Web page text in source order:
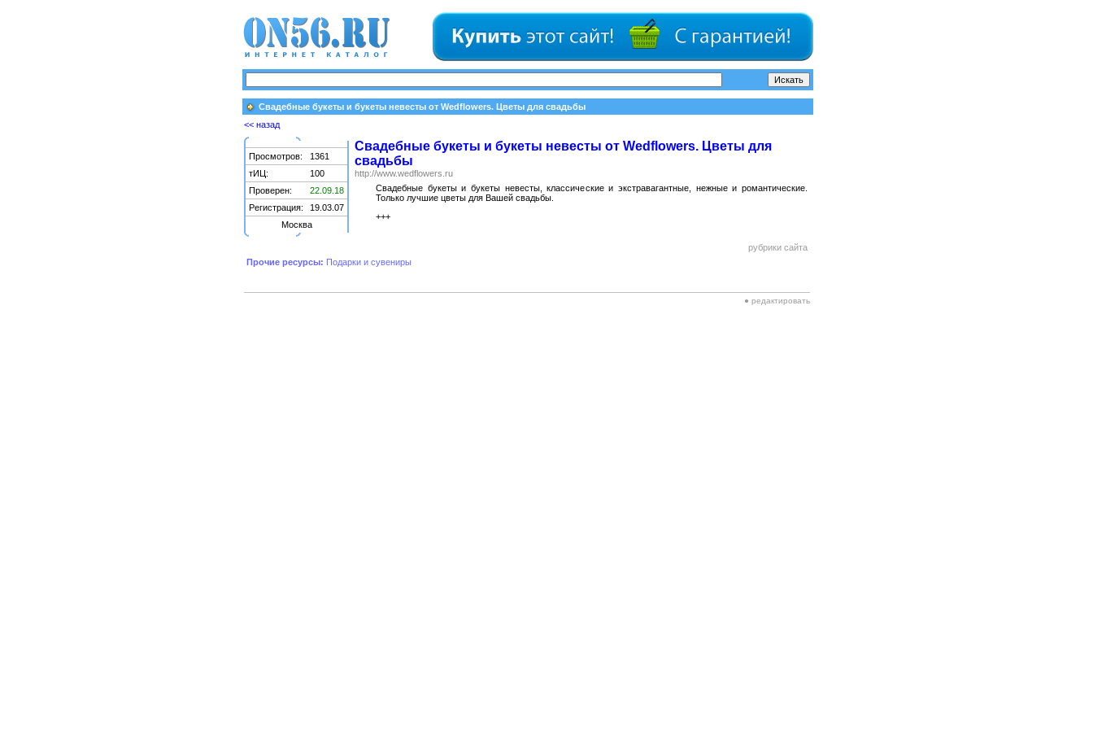
Свадебные букеты и букеты невесты от Wedflowers. Цветы для свадьбы
<< назад
Просмотров:
1361
тИЦ:
100
Проверен:
22.09.18
Регистрация:
19.03.07
Москва
Свадебные букеты и букеты невесты от Wedflowers. Цветы для
свадьбы
http://www.wedflowers.ru
Свадебные букеты и букеты невесты, классические и экстравагантные, нежные и романтические.
Только лучшие цветы для Вашей свадьбы.
+++
рубрики сайта
Прочие ресурсы: Подарки и сувениры
● редактировать